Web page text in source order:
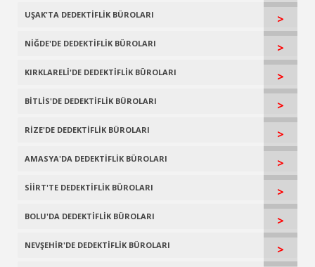
UŞAK'TA DEDEKTİFLİK BÜROLARI >
NİĞDE'DE DEDEKTİFLİK BÜROLARI >
KIRKLARELİ'DE DEDEKTİFLİK BÜROLARI >
BİTLİS'DE DEDEKTİFLİK BÜROLARI >
RİZE'DE DEDEKTİFLİK BÜROLARI >
AMASYA'DA DEDEKTİFLİK BÜROLARI >
SİİRT'TE DEDEKTİFLİK BÜROLARI >
BOLU'DA DEDEKTİFLİK BÜROLARI >
NEVŞEHİR'DE DEDEKTİFLİK BÜROLARI >